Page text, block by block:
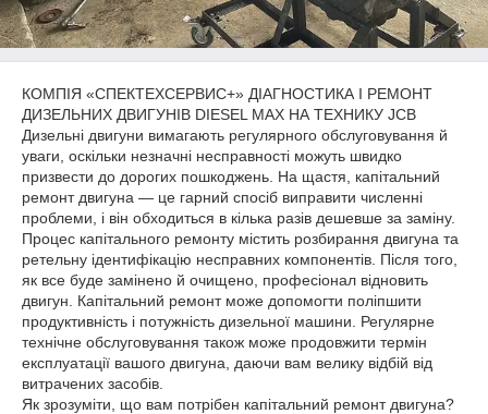
КОМПІЯ «СПЕКТЕХСЕРВИС+» ДІАГНОСТИКА І РЕМОНТ
ДИЗЕЛЬНИХ ДВИГУНІВ DIESEL MAX НА ТЕХНИКУ JCB
Дизельні двигуни вимагають регулярного обслуговування й
уваги, оскільки незначні несправності можуть швидко
призвести до дорогих пошкоджень. На щастя, капітальний
ремонт двигуна — це гарний спосіб виправити численні
проблеми, і він обходиться в кілька разів дешевше за заміну.
Процес капітального ремонту містить розбирання двигуна та
ретельну ідентифікацію несправних компонентів. Після того,
як все буде замінено й очищено, професіонал відновить
двигун. Капітальний ремонт може допомогти поліпшити
продуктивність і потужність дизельної машини. Регулярне
технічне обслуговування також може продовжити термін
експлуатації вашого двигуна, даючи вам велику відбій від
витрачених засобів.
Як зрозуміти, що вам потрібен капітальний ремонт двигуна?